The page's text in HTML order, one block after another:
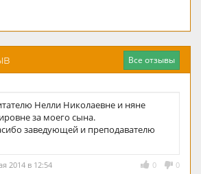
Все отзывы
Нелли Николаевне и няне
за моего сына.
заведующей и преподавателю
0 0
2014 в 12:54